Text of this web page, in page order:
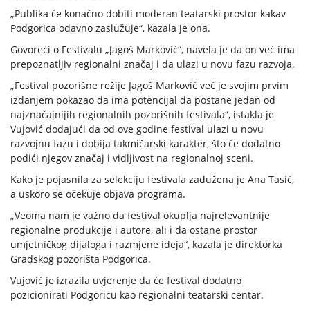
„Publika će konačno dobiti moderan teatarski prostor kakav
Podgorica odavno zaslužuje“, kazala je ona.
Govoreći o Festivalu „Jagoš Marković“, navela je da on već ima
prepoznatljiv regionalni značaj i da ulazi u novu fazu razvoja.
„Festival pozorišne režije Jagoš Marković već je svojim prvim
izdanjem pokazao da ima potencijal da postane jedan od
najznačajnijih regionalnih pozorišnih festivala“, istakla je
Vujović dodajući da od ove godine festival ulazi u novu
razvojnu fazu i dobija takmičarski karakter, što će dodatno
podići njegov značaj i vidljivost na regionalnoj sceni.
Kako je pojasnila za selekciju festivala zadužena je Ana Tasić,
a uskoro se očekuje objava programa.
„Veoma nam je važno da festival okuplja najrelevantnije
regionalne produkcije i autore, ali i da ostane prostor
umjetničkog dijaloga i razmjene ideja“, kazala je direktorka
Gradskog pozorišta Podgorica.
Vujović je izrazila uvjerenje da će festival dodatno
pozicionirati Podgoricu kao regionalni teatarski centar.